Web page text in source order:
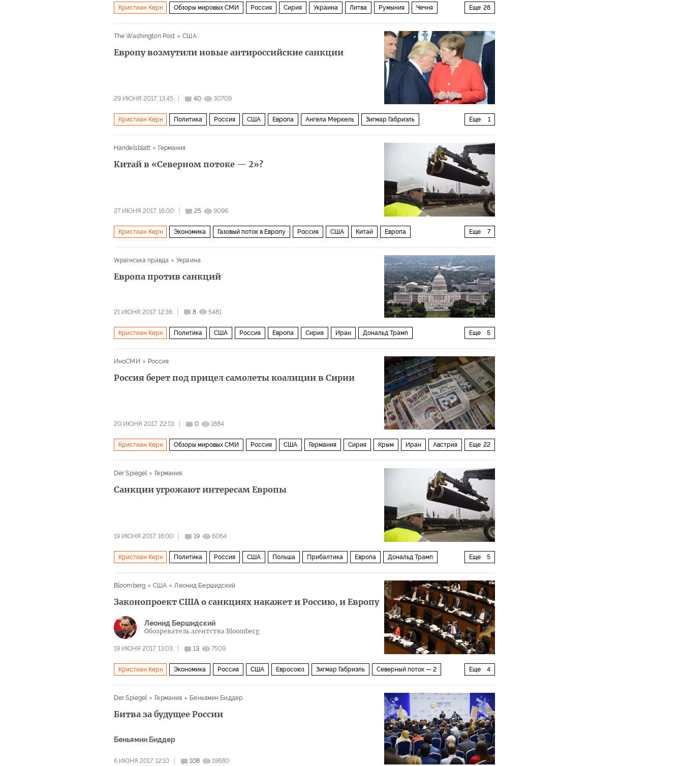
Еще 28
Кристиан Керн Обзоры мировых СМИ Россия Сирия Украина Литва Румыния Чечня
Рамзан Кадыров Пентагон Wintershall
Сенат США Shell Палата представителей США Uniper прекращение огня
The Washington Post США
Европу возмутили новые антироссийские санкции
29 ИЮНЯ 2017, 13:45 40 30709
Еще 1
Кристиан Керн Политика Россия США Европа Ангела Меркель Зигмар Габриэль
Handelsblatt
Германия
Китай в «Северном потоке — 2»?
27 ИЮНЯ 2017, 16:00 25 9096
Еще 7
Кристиан Керн Экономика Газовый поток в Европу Россия США Китай Европа
Українська правда
Украина
Европа против санкций
21 ИЮНЯ 2017, 12:36 8 5481
Еще 5
Кристиан Керн Политика США Россия Европа Сирия Иран Дональд Трамп
ИноСМИ
Россия
Россия берет под прицел самолеты коалиции в Сирии
20 ИЮНЯ 2017, 22:01 0 1884
Еще 22
Кристиан Керн Обзоры мировых СМИ Россия США Германия Сирия Крым Иран Австрия
Оливер Стоун Фонд борьбы с коррупцией Сенат США
Интервью с Путиным
Der Spiegel Германия
Санкции угрожают интересам Европы
19 ИЮНЯ 2017, 16:00 19 6064
Еще 5
Кристиан Керн Политика Россия США Польша Прибалтика Европа Дональд Трамп
Bloomberg
США Леонид Бершидский
Законопроект США о санкциях накажет и Россию, и Европу
Леонид Бершидский
Обозреватель агентства Bloomberg
19 ИЮНЯ 2017, 13:03 13 7509
Еще 4
Кристиан Керн Экономика Россия США Евросоюз Зигмар Габриэль Северный поток — 2
Der Spiegel
Германия Беньямин Биддер
Битва за будущее России
Беньямин Биддер
6 ИЮНЯ 2017, 12:10 108 19680